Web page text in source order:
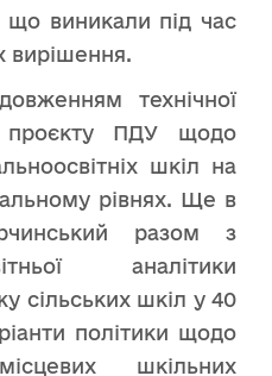
виникали під час
вирішення.
технічної
проєкту ПДУ щодо
шкіл на
рівнях. Ще в
разом з
аналітики
сільських шкіл у 40
політики щодо
шкільних